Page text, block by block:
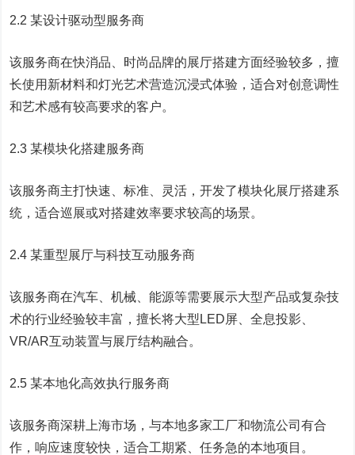
2.2 某设计驱动型服务商
该服务商在快消品、时尚品牌的展厅搭建方面经验较多，擅
长使用新材料和灯光艺术营造沉浸式体验，适合对创意调性
和艺术感有较高要求的客户。
2.3 某模块化搭建服务商
该服务商主打快速、标准、灵活，开发了模块化展厅搭建系
统，适合巡展或对搭建效率要求较高的场景。
2.4 某重型展厅与科技互动服务商
该服务商在汽车、机械、能源等需要展示大型产品或复杂技
术的行业经验较丰富，擅长将大型LED屏、全息投影、
VR/AR互动装置与展厅结构融合。
2.5 某本地化高效执行服务商
该服务商深耕上海市场，与本地多家工厂和物流公司有合
作，响应速度较快，适合工期紧、任务急的本地项目。